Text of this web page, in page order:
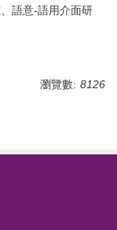
語意-語用介面研
瀏覽數: 8126